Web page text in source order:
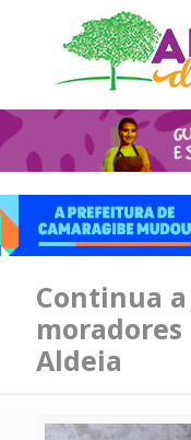
Continua
Aldeia